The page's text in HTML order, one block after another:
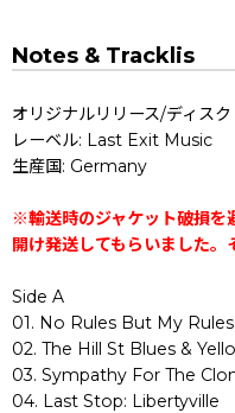
Notes & Tracklis
オリジナルリリース/ディス
レーベル: Last Exit Music
生産国: Germany
※輸送時のジャケット破損を
開け発送してもらいました。
Side A
01. No Rules But My Rules
02. The Hill St Blues &
03. Sympathy For The
04. Last Stop: Libertyville